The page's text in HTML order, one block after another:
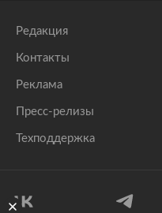
Редакция
Контакты
Реклама
Пресс-релизы
Техподдержка